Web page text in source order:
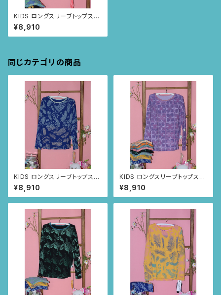
KIDS ロングスリーブトップス
size:4歳 (グリーン/トゥカ
ン柄)
¥8,910
同じカテゴリの商品
KIDS ロングスリーブトップス
size8歳 (ネイビー/ルイー
サの羽根柄)
¥8,910
KIDS ロングスリーブトップス
size8歳 (パープル/スクエ
アニャンドゥティ柄)
¥8,910